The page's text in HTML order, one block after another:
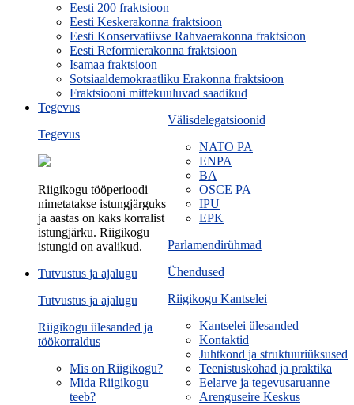
Eesti 200 fraktsioon
Eesti Keskerakonna fraktsioon
Eesti Konservatiivse Rahvaerakonna fraktsioon
Eesti Reformierakonna fraktsioon
Isamaa fraktsioon
Sotsiaaldemokraatliku Erakonna fraktsioon
Fraktsiooni mittekuuluvad saadikud
Välisdelegatsioonid
NATO PA
ENPA
BA
OSCE PA
IPU
EPK
Parlamendirühmad
Ühendused
Riigikogu Kantselei
Kantselei ülesanded
Kontaktid
Juhtkond ja struktuuriüksused
Teenistuskohad ja praktika
Eelarve ja tegevusaruanne
Arenguseire Keskus
Tegevus
Tegevus
Riigikogu tööperioodi
nimetatakse istungjärguks
ja aastas on kaks korralist
istungjärku. Riigikogu
istungid on avalikud.
Tutvustus ja ajalugu
Tutvustus ja ajalugu
Riigikogu ülesanded ja
töökorraldus
Mis on Riigikogu?
Mida Riigikogu
teeb?